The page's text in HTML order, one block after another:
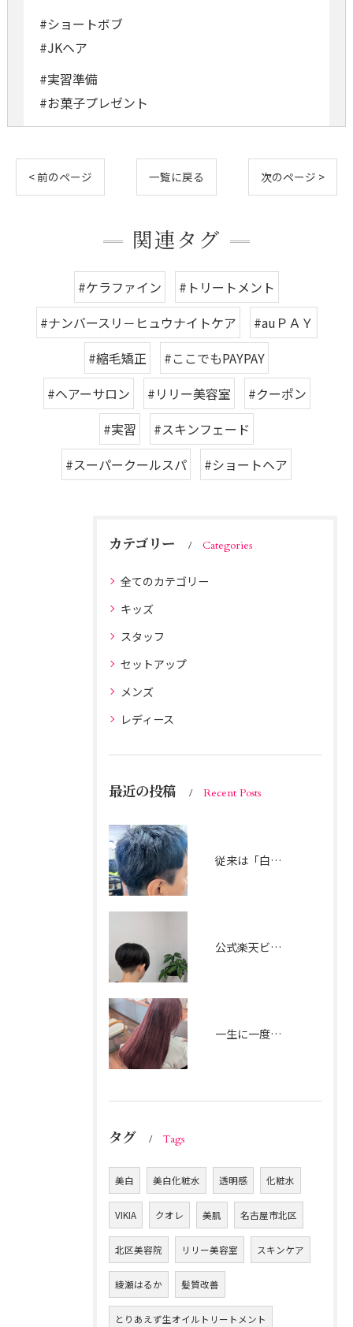
#ショートボブ
#JKヘア
#実習準備
#お菓子プレゼント
< 前のページ 一覧に戻る 次のページ >
関連タグ
#ケラファイン
#トリートメント
#ナンバースリ－ヒュウナイトケア
#auＰＡＹ
#縮毛矯正
#ここでもPAYPAY
#ヘアーサロン
#リリー美容室
#クーポン
#実習
#スキンフェード
#スーパークールスパ
#ショートヘア
カテゴリー Categories
全てのカテゴリー
キッズ
スタッフ
セットアップ
メンズ
レディース
最近の投稿 Recent Posts
従来は「白髪染め」で真っ黒に隠すのが一般的でしたが、
公式楽天ビューティー 楽天ポイントを貯めたり使ったりして、 ご家族でのご利用も可能です。
一生に一度の記念撮影。誰よりも目立って、自分らしい特別なピンクにしたい！
タグ Tags
美白 美白化粧水 透明感 化粧水
VIKIA クオレ 美肌 名古屋市北区
北区美容院 リリー美容室 スキンケア
綾瀬はるか 髪質改善
とりあえず生オイルトリートメント